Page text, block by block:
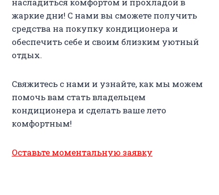
жаркие дни! С нами вы сможете получить
средства на покупку кондиционера и
обеспечить себе и своим близким уютный
отдых.
Свяжитесь с нами и узнайте, как мы можем
помочь вам стать владельцем
кондиционера и сделать ваше лето
комфортным!
Оставьте моментальную заявку